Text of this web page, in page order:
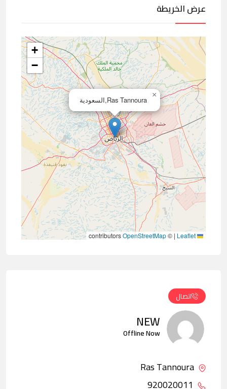
عرض الخريطة
Ras Tannoura,السعودية
×
+
−
|
©
OpenStreetMap
اتصال
NEW
Offline Now